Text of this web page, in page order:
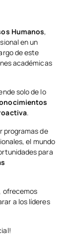
Humanos,
en un
de este
académicas
solo de lo
.
programas de
el mundo
para
ofrecemos
a los líderes